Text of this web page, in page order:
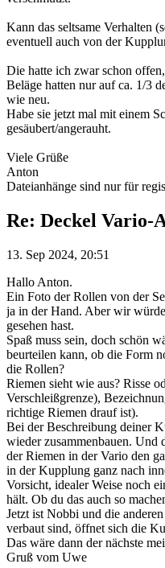
Kann das seltsame Verhalten
eventuell auch von der
Die hatte ich zwar schon
Beläge hatten nur auf ca. 1/3
wie neu.
Habe sie jetzt mal mit einem
gesäubert/angerauht.
Viele Grüße
Anton
Dateianhänge sind nur für
Re: Deckel Vario-
13. Sep 2024, 20:51
Hallo Anton.
Ein Foto der Rollen von der
ja in der Hand. Aber wir
gesehen hast.
Spaß muss sein, doch schön
beurteilen kann, ob die Form
die Rollen?
Riemen sieht wie aus? Risse
Verschleißgrenze),
richtige Riemen drauf ist).
Bei der Beschreibung deiner
wieder zusammenbauen. Und
der Riemen in der Vario den
in der Kupplung ganz nach
Vorsicht, idealer Weise noch
hält. Ob du das auch so
Jetzt ist Nobbi und die
verbaut sind, öffnet sich die
Das wäre dann der nächste
Gruß vom Uwe